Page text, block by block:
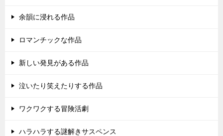
余韻に浸れる作品
ロマンチックな作品
新しい発見がある作品
泣いたり笑えたりする作品
ワクワクする冒険活劇
ハラハラする謎解きサスペンス